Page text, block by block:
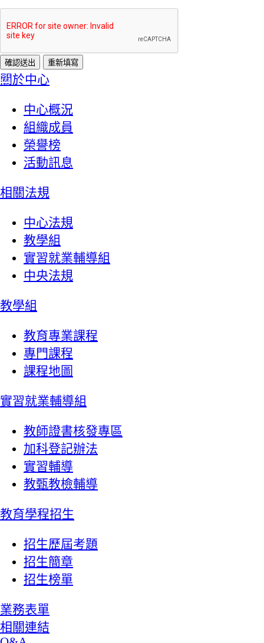
:::
關於中心
中心概況
組織成員
榮譽榜
活動訊息
相關法規
中心法規
教學組
實習就業輔導組
中央法規
教學組
教育專業課程
專門課程
課程地圖
實習就業輔導組
教師證書核發專區
加科登記辦法
實習輔導
教甄教檢輔導
教育學程招生
招生歷屆考題
招生簡章
招生榜單
業務表單
相關連結